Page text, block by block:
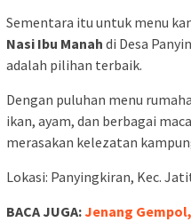
Sementara itu untuk menu
Nasi Ibu Manah di Desa
adalah pilihan terbaik.
Dengan puluhan menu
ikan, ayam, dan berbagai
merasakan kelezatan
Lokasi: Panyingkiran, Kec.
BACA JUGA:Jenang